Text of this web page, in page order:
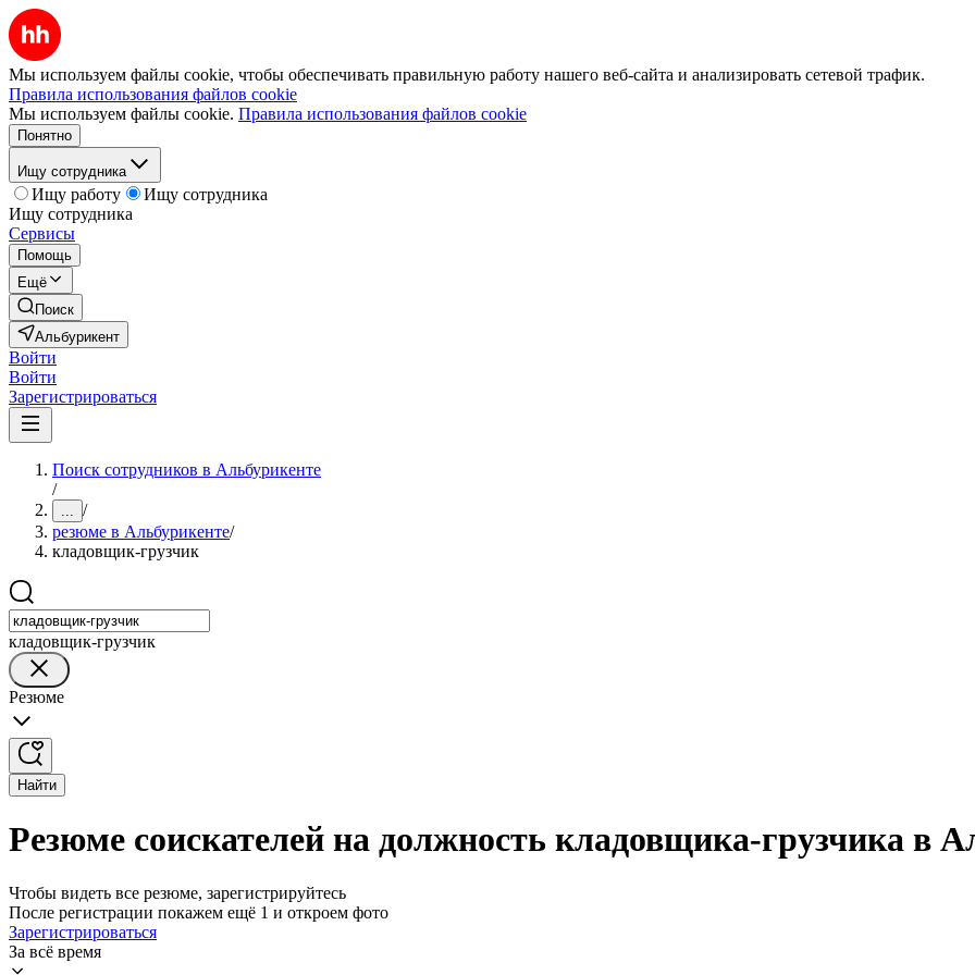
Мы используем файлы cookie, чтобы обеспечивать правильную работу нашего веб-сайта и анализировать сетевой трафик.
Правила использования файлов cookie
Мы используем файлы cookie. Правила использования файлов cookie
Понятно
Ищу сотрудника
Ищу работу
Ищу сотрудника
Ищу сотрудника
Сервисы
Помощь
Ещё
Поиск
Альбурикент
Войти
Войти
Зарегистрироваться
Поиск сотрудников в Альбурикенте
/
... /
резюме в Альбурикенте/
кладовщик-грузчик
кладовщик-грузчик
Резюме
Найти
Резюме соискателей на должность кладовщика-грузчика в
Чтобы видеть все резюме, зарегистрируйтесь
После регистрации покажем ещё 1 и откроем фото
Зарегистрироваться
За всё время